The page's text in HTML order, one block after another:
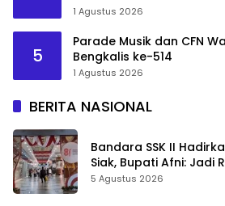
1 Agustus 2026
5
Parade Musik dan CFN
Bengkalis ke-514
1 Agustus 2026
BERITA NASIONAL
Bandara SSK II
Siak, Bupati Afni: Jadi
Sejarah Riau
5 Agustus 2026